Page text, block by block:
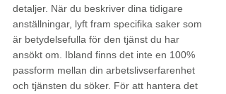
detaljer. När du beskriver dina tidigare
anställningar, lyft fram specifika saker som
är betydelsefulla för den tjänst du har
ansökt om. Ibland finns det inte en 100%
passform mellan din arbetslivserfarenhet
och tjänsten du söker. För att hantera det